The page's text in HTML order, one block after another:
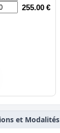
255.00 €
et Modalités